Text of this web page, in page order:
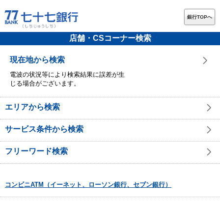
銀行TOPへ
店舗・CSコーナー検索
現在地から検索
電波の状況等により検索結果に誤差が生
じる場合がございます。
エリアから検索
サービス条件から検索
フリーワード検索
コンビニATM（イーネット、ローソン銀行、セブン銀行）